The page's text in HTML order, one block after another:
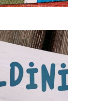
1 Min Reading